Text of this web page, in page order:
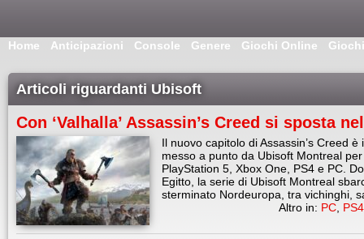
Home Anticipazioni Console Genere Giochi Online
Articoli riguardanti Ubisoft
Con ‘Valhalla’ Assassin’s Creed si sposta
Il nuovo capitolo di Assassin’s Creed
messo a punto da Ubisoft Montreal
PlayStation 5, Xbox One, PS4 e PC.
Egitto, la serie di Ubisoft Montreal
sterminato Nordeuropa, tra vichinghi,
Altro in: PC PS4